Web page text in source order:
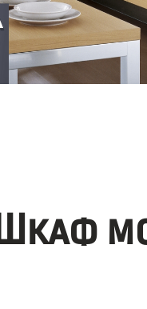
Шкаф